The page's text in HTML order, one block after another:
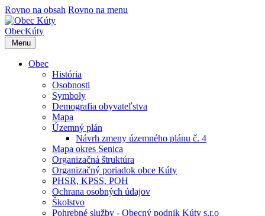
Rovno na obsah Rovno na menu
ObecKúty
Menu
Obec
História
Osobnosti
Symboly
Demografia obyvateľstva
Mapa
Územný plán
Návrh zmeny územného plánu č. 4
Mapa okres Senica
Organizačná štruktúra
Organizačný poriadok obce Kúty
PHSR, KPSS, POH
Ochrana osobných údajov
Školstvo
Pohrebné služby - Obecný podnik Kúty s.r.o